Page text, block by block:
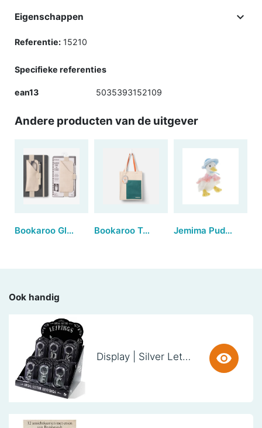
Eigenschappen 
Referentie: 15210
Specifieke referenties
ean13 5035393152109
Andere producten van de uitgever
Bookaroo Glasses Case - Cream Bookaroo Tote Bag - Teal & Orange Jemima Puddle-duck™ | Small
Ook handig
Display | Silver Letter Keyring (38 stuks)